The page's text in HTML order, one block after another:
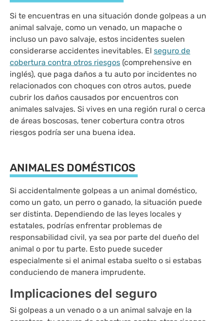
Si te encuentras en una situación donde golpeas a un
animal salvaje, como un venado, un mapache o
incluso un pavo salvaje, estos incidentes suelen
considerarse accidentes inevitables. El seguro de
cobertura contra otros riesgos (comprehensive en
inglés), que paga daños a tu auto por incidentes no
relacionados con choques con otros autos, puede
cubrir los daños causados por encuentros con
animales salvajes. Si vives en una región rural o cerca
de áreas boscosas, tener cobertura contra otros
riesgos podría ser una buena idea.
ANIMALES DOMÉSTICOS
Si accidentalmente golpeas a un animal doméstico,
como un gato, un perro o ganado, la situación puede
ser distinta. Dependiendo de las leyes locales y
estatales, podrías enfrentar problemas de
responsabilidad civil, ya sea por parte del dueño del
animal o por tu parte. Esto puede suceder
especialmente si el animal estaba suelto o si estabas
conduciendo de manera imprudente.
Implicaciones del seguro
Si golpeas a un venado o a un animal salvaje en la